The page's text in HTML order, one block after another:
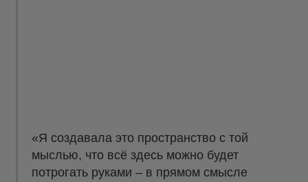
«Я создавала это пространство с той
мыслью, что всё здесь можно будет
потрогать руками – в прямом смысле